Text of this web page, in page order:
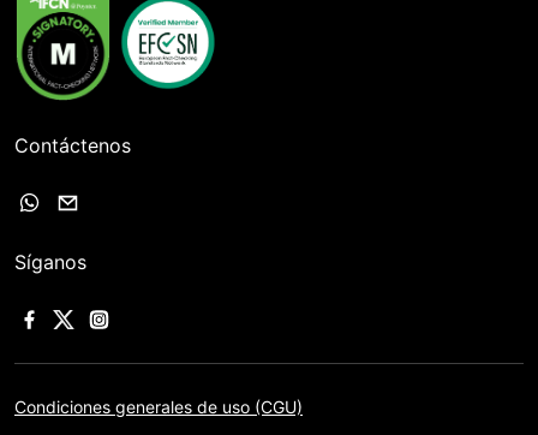
Contáctenos
Síganos
Condiciones generales de uso (CGU)